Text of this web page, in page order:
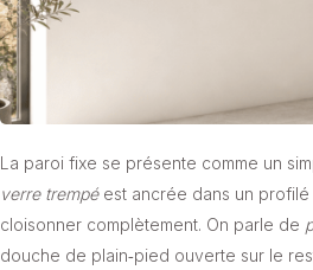
La paroi fixe se présente comme un
verre trempéest ancrée dans un profilé
cloisonner complètement. On parle de
douche de plain‑pied ouverte sur le